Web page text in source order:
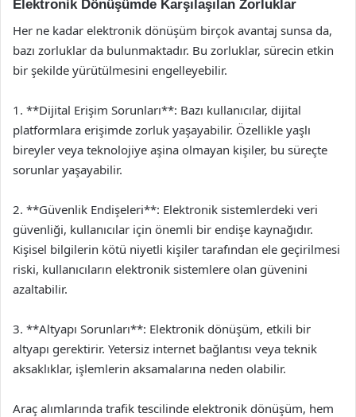
Elektronik Dönüşümde Karşılaşılan Zorluklar
Her ne kadar elektronik dönüşüm birçok avantaj sunsa da,
bazı zorluklar da bulunmaktadır. Bu zorluklar, sürecin etkin
bir şekilde yürütülmesini engelleyebilir.
1. **Dijital Erişim Sorunları**: Bazı kullanıcılar, dijital
platformlara erişimde zorluk yaşayabilir. Özellikle yaşlı
bireyler veya teknolojiye aşina olmayan kişiler, bu süreçte
sorunlar yaşayabilir.
2. **Güvenlik Endişeleri**: Elektronik sistemlerdeki veri
güvenliği, kullanıcılar için önemli bir endişe kaynağıdır.
Kişisel bilgilerin kötü niyetli kişiler tarafından ele geçirilmesi
riski, kullanıcıların elektronik sistemlere olan güvenini
azaltabilir.
3. **Altyapı Sorunları**: Elektronik dönüşüm, etkili bir
altyapı gerektirir. Yetersiz internet bağlantısı veya teknik
aksaklıklar, işlemlerin aksamalarına neden olabilir.
Araç alımlarında trafik tescilinde elektronik dönüşüm, hem